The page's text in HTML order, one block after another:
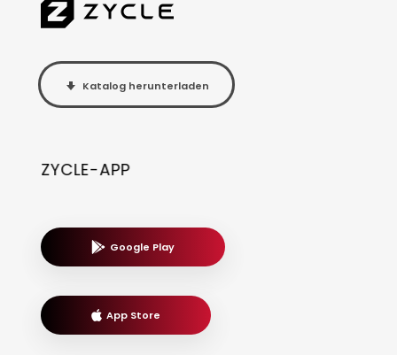
Katalog herunterladen
ZYCLE-APP
Google Play
App Store